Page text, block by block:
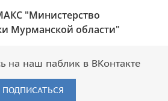
"Министерство
Мурманской области"
на наш паблик в ВКонтакте
ПОДПИСАТЬСЯ